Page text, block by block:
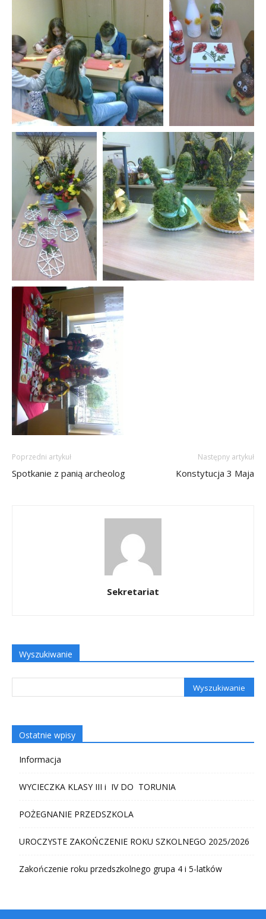
Poprzedni artykuł
Spotkanie z panią archeolog
Następny artykuł
Konstytucja 3 Maja
Sekretariat
Wyszukiwanie
Ostatnie wpisy
Informacja
WYCIECZKA KLASY III i IV DO TORUNIA
POŻEGNANIE PRZEDSZKOLA
UROCZYSTE ZAKOŃCZENIE ROKU SZKOLNEGO 2025/2026
Zakończenie roku przedszkolnego grupa 4 i 5-latków